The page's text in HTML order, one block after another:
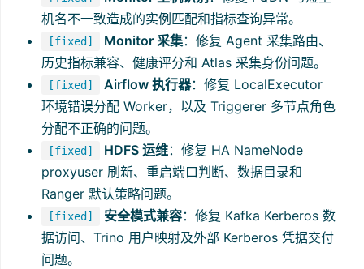
机名不一致造成的实例匹配和指标查询异常。
[fixed] Monitor 采集：修复 Agent 采集路由、
历史指标兼容、健康评分和 Atlas 采集身份问题。
[fixed] Airflow 执行器：修复 LocalExecutor
环境错误分配 Worker，以及 Triggerer 多节点角色
分配不正确的问题。
[fixed] HDFS 运维：修复 HA NameNode
proxyuser 刷新、重启端口判断、数据目录和
Ranger 默认策略问题。
[fixed] 安全模式兼容：修复 Kafka Kerberos 数
据访问、Trino 用户映射及外部 Kerberos 凭据交付
问题。